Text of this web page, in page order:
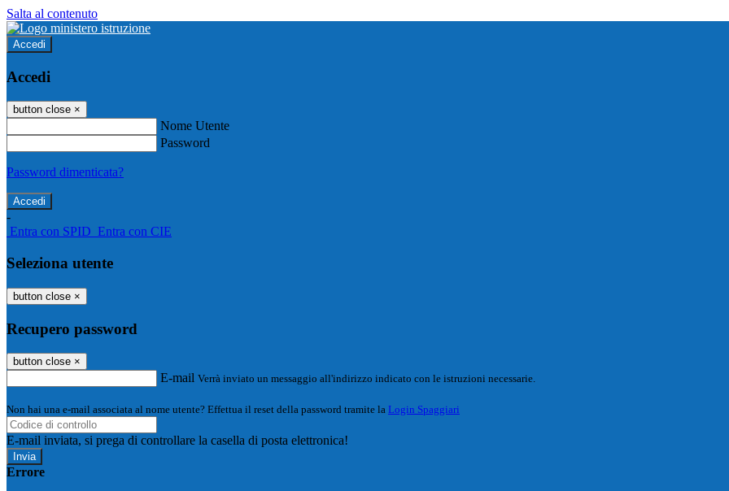
Salta al contenuto
Accedi
Accedi
button close ×
Nome Utente
Password
Password dimenticata?
-
Entra con SPID Entra con CIE
Seleziona utente
button close ×
Recupero password
button close ×
E-mail Verrà inviato un messaggio all'indirizzo indicato con le istruzioni necessarie.
Non hai una e-mail associata al nome utente? Effettua il reset della password tramite la Login Spaggiari
E-mail inviata, si prega di controllare la casella di posta elettronica!
Errore